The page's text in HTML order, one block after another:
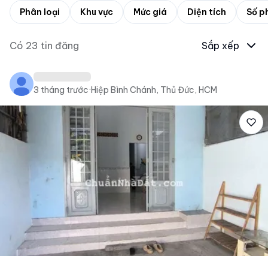
Phân loại Khu vực Mức giá Diện tích Số
Có 23 tin đăng Sắp xếp
3 tháng trước·Hiệp Bình Chánh, Thủ Đức, HCM